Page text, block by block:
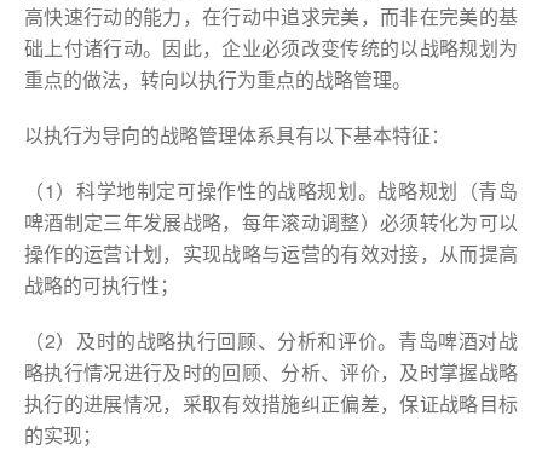
高快速行动的能力，在行动中追求完美，而非在完美的基
础上付诸行动。因此，企业必须改变传统的以战略规划为
重点的做法，转向以执行为重点的战略管理。
以执行为导向的战略管理体系具有以下基本特征：
（1）科学地制定可操作性的战略规划。战略规划（青岛
啤酒制定三年发展战略，每年滚动调整）必须转化为可以
操作的运营计划，实现战略与运营的有效对接，从而提高
战略的可执行性；
（2）及时的战略执行回顾、分析和评价。青岛啤酒对战
略执行情况进行及时的回顾、分析、评价，及时掌握战略
执行的进展情况，采取有效措施纠正偏差，保证战略目标
的实现；